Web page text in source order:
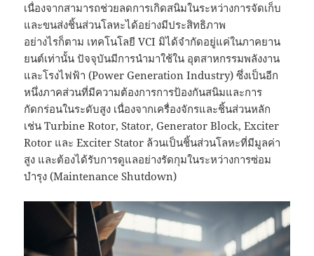
เนื่องจากสามารถช่วยลดการเกิดสนิมในระหว่างการจัดเก็บ
และขนส่งชิ้นส่วนโลหะได้อย่างมีประสิทธิภาพ
อย่างไรก็ตาม เทคโนโลยี VCI มิได้จำกัดอยู่แค่ในภาคยาน
ยนต์เท่านั้น ปัจจุบันมีการนำมาใช้ใน อุตสาหกรรมพลังงาน
และโรงไฟฟ้า (Power Generation Industry) ซึ่งเป็นอีก
หนึ่งภาคส่วนที่มีความต้องการการป้องกันสนิมและการ
กัดกร่อนในระดับสูง เนื่องจากเครื่องจักรและชิ้นส่วนหลัก
เช่น Turbine Rotor, Stator, Generator Block, Exciter
Rotor และ Exciter Stator ล้วนเป็นชิ้นส่วนโลหะที่มีมูลค่า
สูง และต้องได้รับการดูแลอย่างรัดกุมในระหว่างการซ่อม
บำรุง (Maintenance Shutdown)